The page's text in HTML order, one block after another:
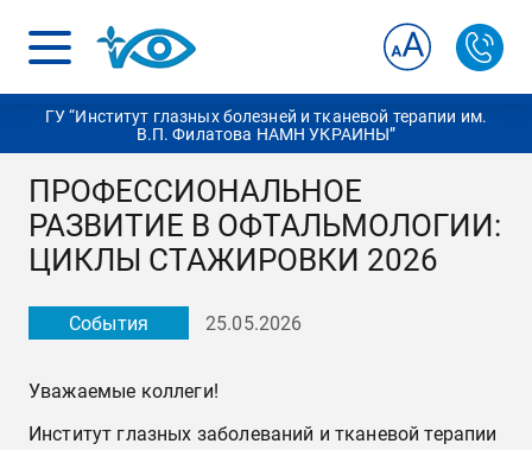
ГУ “Институт глазных болезней и тканевой терапии им.
В.П. Филатова НАМН УКРАИНЫ”
ПРОФЕССИОНАЛЬНОЕ
РАЗВИТИЕ В ОФТАЛЬМОЛОГИИ:
ЦИКЛЫ СТАЖИРОВКИ 2026
События 25.05.2026
Уважаемые коллеги!
Институт глазных заболеваний и тканевой терапии